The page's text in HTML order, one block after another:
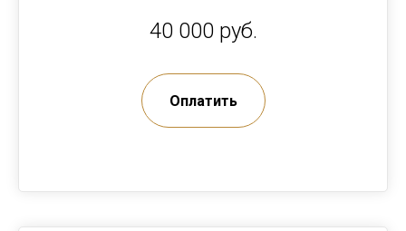
40 000 руб.
Оплатить